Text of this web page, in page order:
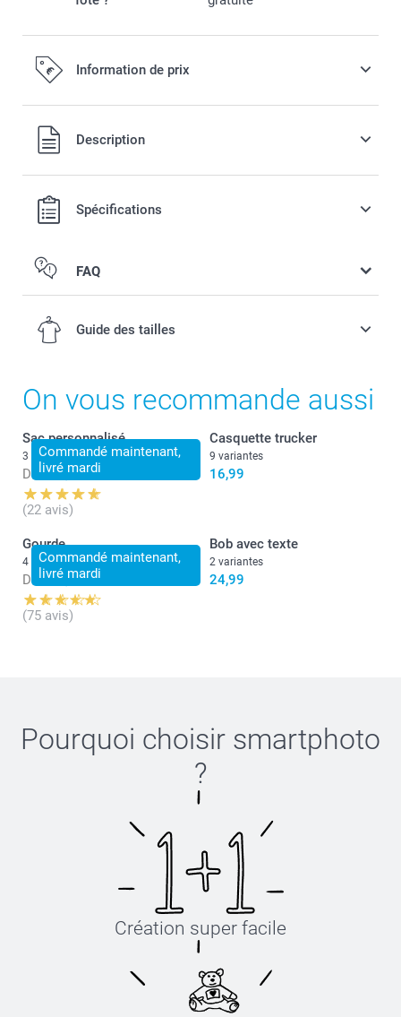
Information de prix
Tous les prix sont en EURO (€), TVA incluse et hors frais de
port.
Description
Spécifications
FAQ
Guide des tailles
2-4 ans
50-51 cm
51-52 cm
6-8 ans
XS-S
54-56 cm
56-58 cm
L-XL
On vous recommande aussi
Commandé maintenant,
livré mardi
Sac personnalisé
3 variantes
Dès 15,99
(22 avis)
Casquette trucker
9 variantes
16,99
Commandé maintenant,
livré mardi
Gourde
4 variantes
Dès 24,99
(75 avis)
Bob avec texte
2 variantes
24,99
Pourquoi choisir smartphoto
?
Création super facile